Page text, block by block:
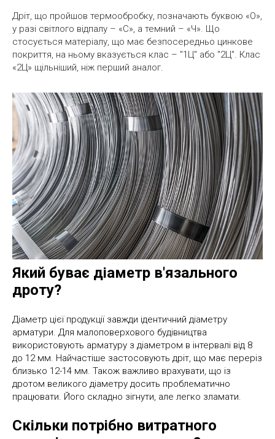
Дріт, що пройшов термообробку, позначають буквою «О»,
у разі світлого відпалу – «С», а темний – «Ч». Що
стосується матеріалу, що має безпосередньо цинкове
покриття, на ньому вказується клас – "1Ц" або "2Ц". Клас
«2Ц» щільніший, ніж перший аналог.
Який буває діаметр в'язального
дроту?
Діаметр цієї продукції завжди ідентичний діаметру
арматури. Для малоповерхового будівництва
використовують арматуру з діаметром в інтервалі від 8
до 12 мм. Найчастіше застосовують дріт, що має переріз
близько 12-14 мм. Також важливо врахувати, що із
дротом великого діаметру досить проблематично
працювати. Його складно зігнути, але легко зламати.
Скільки потрібно витратного